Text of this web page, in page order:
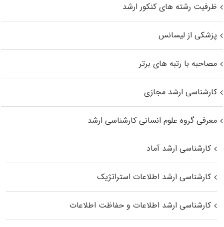
ظرفیت رشته های کنکور ارشد
پزشکی از لیسانس
مصاحبه با رتبه های برتر
کارشناسی ارشد مجازی
معرفی گروه علوم انسانی کارشناسی ارشد
کارشناسی ارشد آماد
کارشناسی ارشد اطلاعات استراتژیک
کارشناسی ارشد اطلاعات و حفاظت اطلاعات